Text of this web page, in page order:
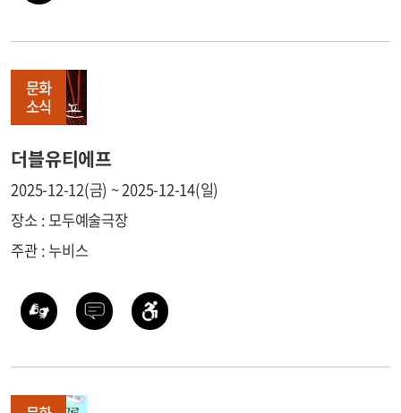
문화
소식
더블유티에프
2025-12-12(금) ~ 2025-12-14(일)
장소 : 모두예술극장
주관 : 누비스